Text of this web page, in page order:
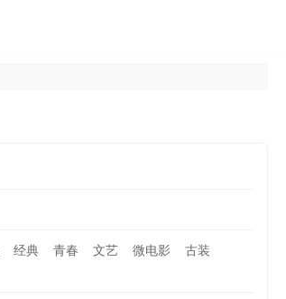
经典 青春 文艺 微电影
古装